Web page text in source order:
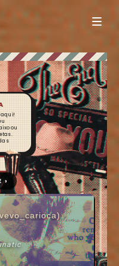
ou